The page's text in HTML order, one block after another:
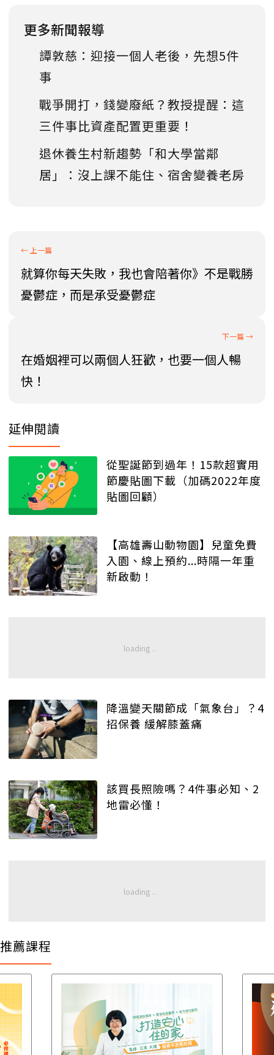
更多新聞報導
譚敦慈：迎接一個人老後，先想5件
事
戰爭開打，錢變廢紙？教授提醒：這
三件事比資產配置更重要！
退休養生村新趨勢「和大學當鄰
居」：沒上課不能住、宿舍變養老房
就算你每天失敗，我也會陪著你》不是戰勝
憂鬱症，而是承受憂鬱症
在婚姻裡可以兩個人狂歡，也要一個人暢
快！
延伸閱讀
從聖誕節到過年！15款超實用
節慶貼圖下載（加碼2022年度
貼圖回顧）
【高雄壽山動物園】兒童免費
入園、線上預約...時隔一年重
新啟動！
降溫變天關節成「氣象台」？4
招保養 緩解膝蓋痛
該買長照險嗎？4件事必知、2
地雷必懂！
推薦課程